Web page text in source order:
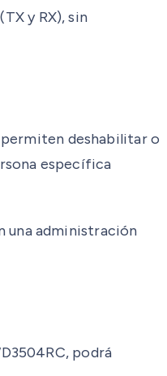
y RX), sin
permiten deshabilitar o
específica
una administración
podrá